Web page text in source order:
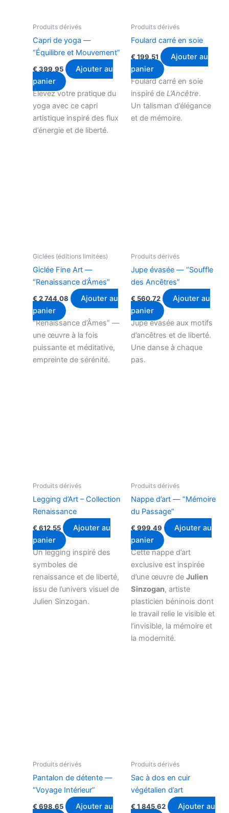
Produits dérivés
Capri de yoga —
“Équilibre et Mouvement”
€ 399,95
Ajouter au
panier
Élevez votre pratique du
yoga avec ce capri
artistique inspiré des flux
d’énergie et de liberté.
Produits dérivés
Foulard carré en soie
€ 199,51
Ajouter au
panier
Foulard carré en soie
inspiré de L’Ancêtre.
Un talisman d’élégance
et de mémoire.
Giclées (éditions limitées)
Giclée Fine Art —
“Renaissance d’Âmes”
€ 2 744,08
Ajouter au
panier
“Renaissance d’Âmes” —
une œuvre à la fois
puissante et méditative,
empreinte de sérénité.
Produits dérivés
Jupe évasée — “Souffle
des Ancêtres”
€ 560,72
Ajouter au
panier
Jupe évasée aux motifs
d’ancêtres et de liberté.
Une danse à chaque
pas.
Produits dérivés
Legging d’Art – Collection
Renaissance
€ 612,55
Ajouter au
panier
Un legging inspiré des
symboles de
renaissance et de liberté,
issu de l’univers visuel de
Julien Sinzogan.
Produits dérivés
Nappe d’art — “Mémoire
du Passage”
€ 999,49
Ajouter au
panier
Cette nappe d’art
exclusive est inspirée
d’une œuvre de Julien
Sinzogan, artiste
plasticien béninois dont
le travail relie le visible et
l’invisible, la mémoire et
la modernité.
Produits dérivés
Pantalon de détente —
“Voyage Intérieur”
€ 698,65
Ajouter au
Produits dérivés
Sac à dos en cuir
végétalien d’art
€ 1 845,62
Ajouter au